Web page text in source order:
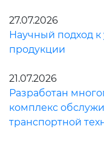
27.07.2026
Научный подход
продукции
21.07.2026
Разработан
комплекс
транспортной